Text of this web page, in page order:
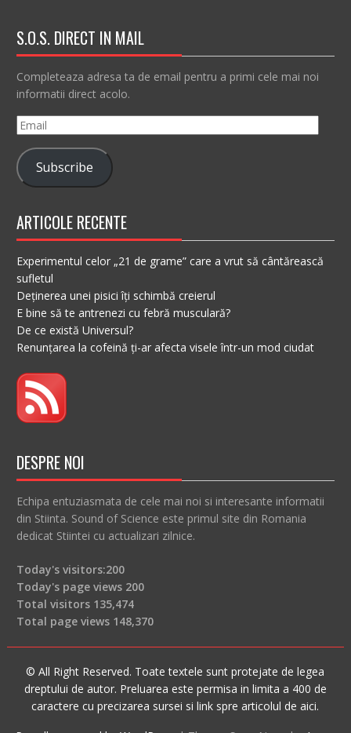
S.O.S. DIRECT IN MAIL
Completeaza adresa ta de email pentru a primi cele mai noi
informatii direct acolo.
Email
Subscribe
ARTICOLE RECENTE
Experimentul celor „21 de grame” care a vrut să cântărească
sufletul
Deținerea unei pisici îți schimbă creierul
E bine să te antrenezi cu febră musculară?
De ce există Universul?
Renunțarea la cofeină ți-ar afecta visele într-un mod ciudat
DESPRE NOI
Echipa entuziasmata de cele mai noi si interesante informatii
din Stiinta. Sound of Science este primul site din Romania
dedicat Stiintei cu actualizari zilnice.
Today's visitors:200
Today's page views 200
Total visitors 135,474
Total page views 148,370
© All Right Reserved. Toate textele sunt protejate de legea
dreptului de autor. Preluarea este permisa in limita a 400 de
caractere cu precizarea sursei si link spre articolul de aici.